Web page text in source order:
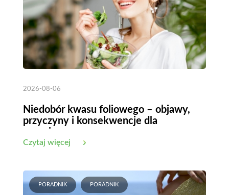
2026-08-06
Niedobór kwasu foliowego – objawy,
przyczyny i konsekwencje dla
organizmu
Czytaj więcej
PORADNIK PORADNIK